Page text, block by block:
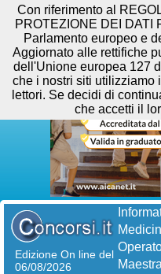
Edizione On line del
06/08/2026
Con riferimento al
PROTEZIONE DEI DATI
Parlamento europeo e
Aggiornato alle rettifiche
dell'Unione europea 127
che i nostri siti utilizziamo
lettori. Se decidi di
che accetti il